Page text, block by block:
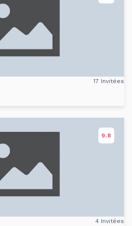
17 Invitées
9.8
4 Invitées